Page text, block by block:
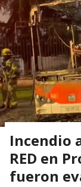
Incendio
RED en
fueron